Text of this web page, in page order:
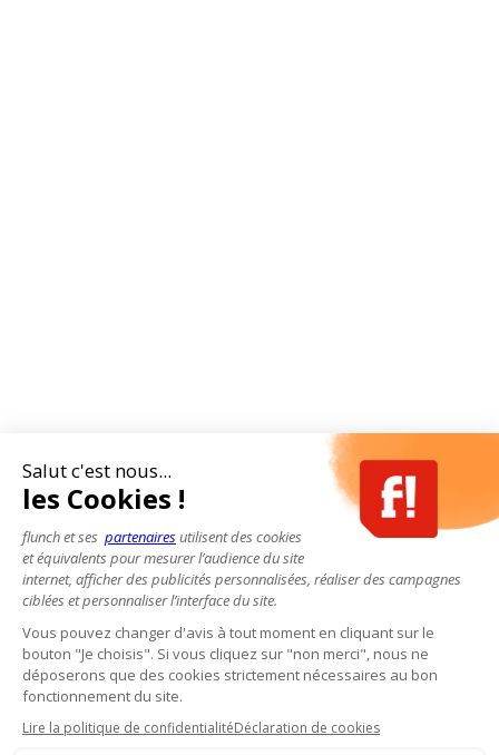
Salut c'est nous...
les Cookies !
flunch et ses partenairesutilisent des cookies
et équivalents pour mesurer l’audience du site
internet, afficher des publicités personnalisées, réaliser des campagnes
ciblées et personnaliser l’interface du site.
Vous pouvez changer d'avis à tout moment en cliquant sur le
bouton "Je choisis". Si vous cliquez sur "non merci", nous ne
déposerons que des cookies strictement nécessaires au bon
fonctionnement du site.
Lire la politique de confidentialitéDéclaration de cookies